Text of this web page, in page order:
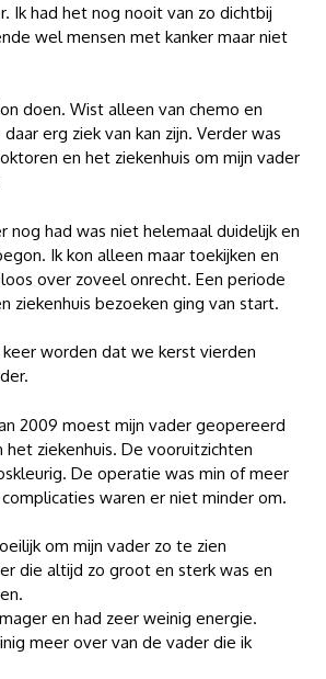
Ik had het nog nooit van zo dichtbij
wel mensen met kanker maar niet
doen. Wist alleen van chemo en
erg ziek van kan zijn. Verder was
en het ziekenhuis om mijn vader
nog had was niet helemaal duidelijk en
Ik kon alleen maar toekijken en
over zoveel onrecht. Een periode
ziekenhuis bezoeken ging van start.
worden dat we kerst vierden
2009 moest mijn vader geopereerd
het ziekenhuis. De vooruitzichten
De operatie was min of meer
waren er niet minder om.
om mijn vader zo te zien
die altijd zo groot en sterk was en
en had zeer weinig energie.
meer over van de vader die ik